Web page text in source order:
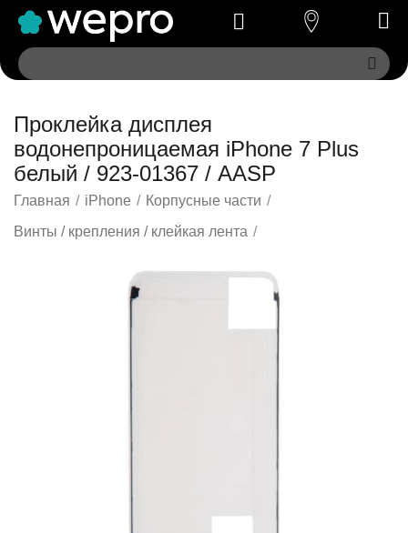
Проклейка дисплея
водонепроницаемая iPhone 7 Plus
белый / 923-01367 / AASP
Главная / iPhone / Корпусные части /
Винты / крепления / клейкая лента /